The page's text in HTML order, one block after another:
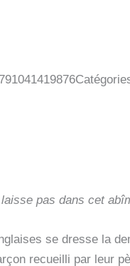
pas dans cet
se dresse la
recueilli par leur